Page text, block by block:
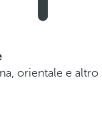
orientale e altro